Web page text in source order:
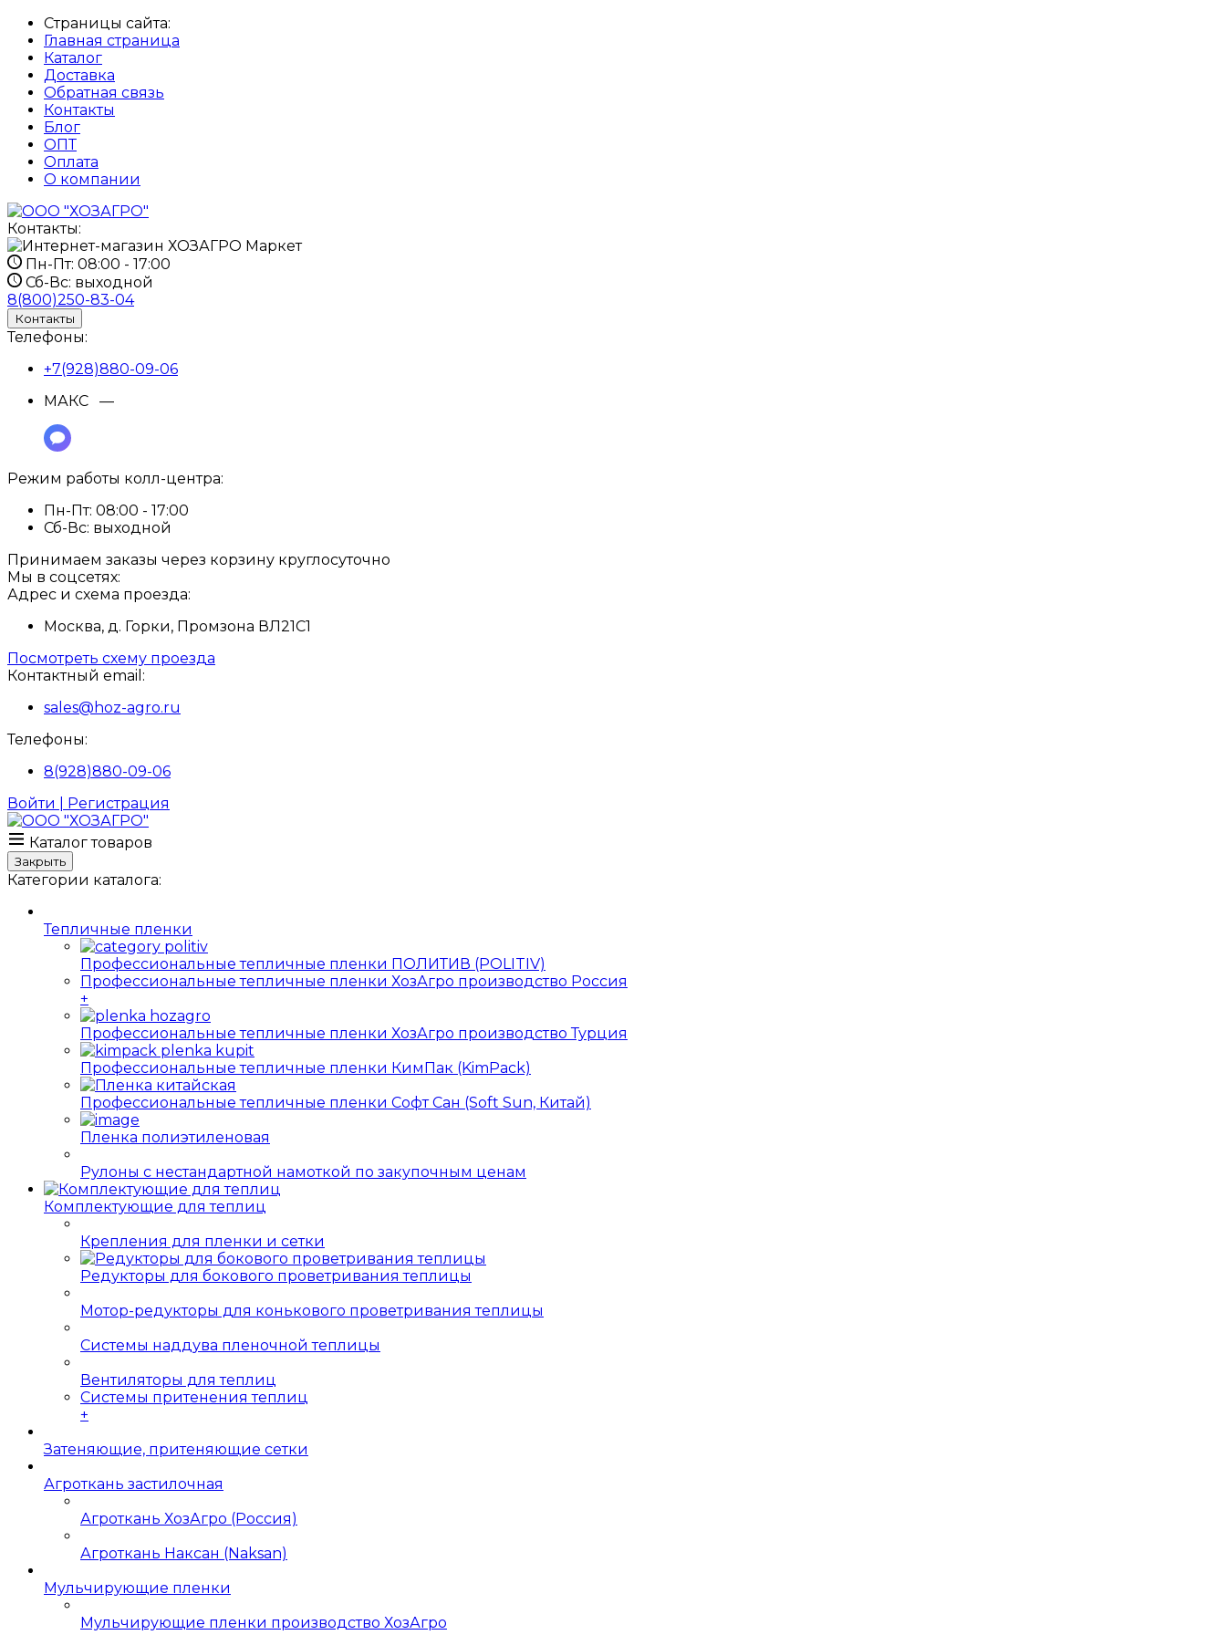
Страницы сайта:
Главная страница
Каталог
Доставка
Обратная связь
Контакты
Блог
ОПТ
Оплата
О компании
Контакты:
Пн-Пт: 08:00 - 17:00
Сб-Вс: выходной
8(800)250-83-04
Контакты
Телефоны:
+7(928)880-09-06
МАКС —
Режим работы колл-центра:
Пн-Пт: 08:00 - 17:00
Сб-Вс: выходной
Принимаем заказы через корзину круглосуточно
Мы в соцсетях:
Адрес и схема проезда:
Москва, д. Горки, Промзона ВЛ21С1
Посмотреть схему проезда
Контактный email:
sales@hoz-agro.ru
Телефоны:
8(928)880-09-06
Войти | Регистрация
Каталог товаров
Закрыть
Категории каталога:
Тепличные пленки
Профессиональные тепличные пленки ПОЛИТИВ (POLITIV)
Профессиональные тепличные пленки ХозАгро производство Россия
+
Профессиональные тепличные пленки ХозАгро производство Турция
Профессиональные тепличные пленки КимПак (KimPack)
Профессиональные тепличные пленки Софт Сан (Soft Sun, Китай)
Пленка полиэтиленовая
Рулоны с нестандартной намоткой по закупочным ценам
Комплектующие для теплиц
Крепления для пленки и сетки
Редукторы для бокового проветривания теплицы
Мотор-редукторы для конькового проветривания теплицы
Системы наддува пленочной теплицы
Вентиляторы для теплиц
Системы притенения теплиц
+
Затеняющие, притеняющие сетки
Агроткань застилочная
Агроткань ХозАгро (Россия)
Агроткань Наксан (Naksan)
Мульчирующие пленки
Мульчирующие пленки производство ХозАгро